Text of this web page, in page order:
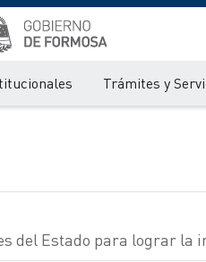
Trámites y
del Estado para lograr la